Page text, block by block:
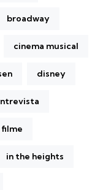
broadway
cinema musical
disney
filme
in the heights